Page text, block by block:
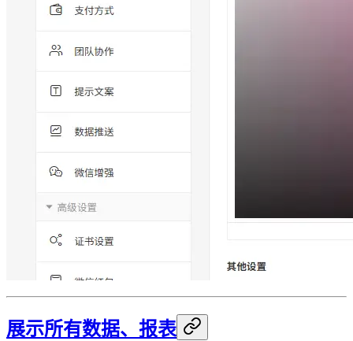
展示所有数据、报表